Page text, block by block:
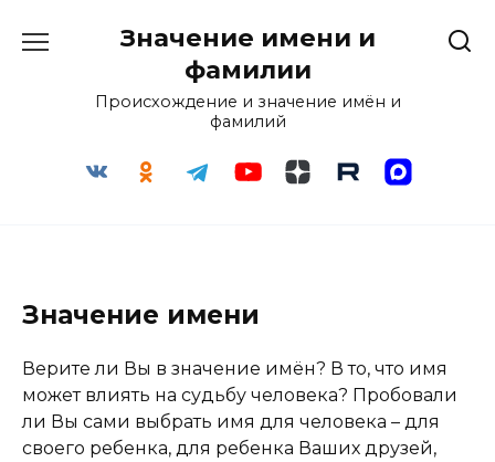
Значение имени и
фамилии
Происхождение и значение имён и
фамилий
Значение имени
Верите ли Вы в значение имён? В то, что имя
может влиять на судьбу человека? Пробовали
ли Вы сами выбрать имя для человека – для
своего ребенка, для ребенка Ваших друзей,